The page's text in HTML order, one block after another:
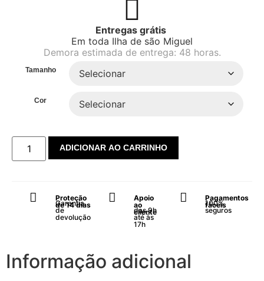
Entregas grátis
Em toda Ilha de são Miguel
Demora estimada de entrega: 48 horas.
Tamanho
Cor
ADICIONAR AO CARRINHO
Proteção
de 14 dias
Garantia
de
devolução
Apoio
ao
cliente
das 9h
até às
17h
Pagamentos
fáceis
100%
seguros
Informação adicional